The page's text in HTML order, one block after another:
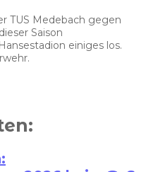
TUS Medebach gegen
Saison
einiges los.